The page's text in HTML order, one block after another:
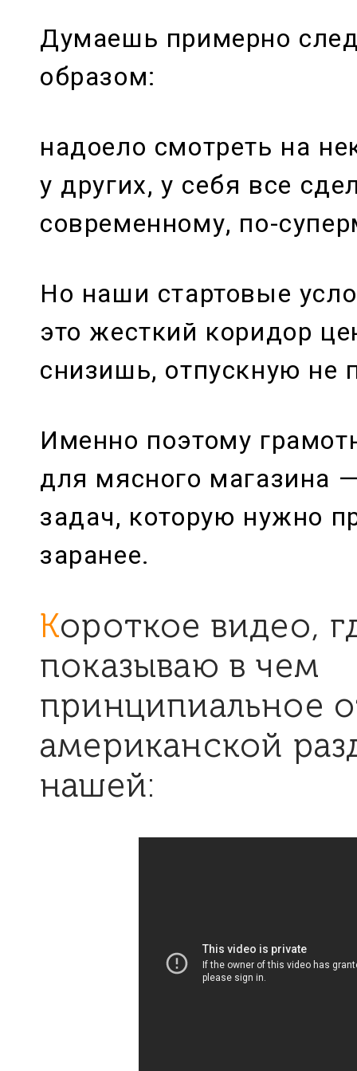
Думаешь примерно
образом:
надоело смотреть на
у других, у себя все
современному, по-
Но наши стартовые
это жесткий коридор
снизишь, отпускную не
Именно поэтому
для мясного магазина
задач, которую нужно
заранее.
Короткое видео, где я
показываю в чем
принципиальное
американской
нашей: